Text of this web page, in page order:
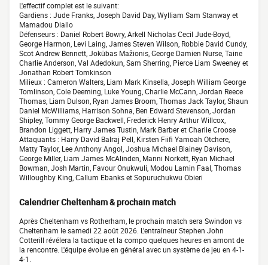
L'effectif complet est le suivant:
Gardiens : Jude Franks, Joseph David Day, Wylliam Sam Stanway et
Mamadou Diallo
Défenseurs : Daniel Robert Bowry, Arkell Nicholas Cecil Jude-Boyd,
George Harmon, Levi Laing, James Steven Wilson, Robbie David Cundy,
Scot Andrew Bennett, Jokūbas Mažionis, George Damien Nurse, Taine
Charlie Anderson, Val Adedokun, Sam Sherring, Pierce Liam Sweeney et
Jonathan Robert Tomkinson
Milieux : Cameron Walters, Liam Mark Kinsella, Joseph William George
Tomlinson, Cole Deeming, Luke Young, Charlie McCann, Jordan Reece
Thomas, Liam Dulson, Ryan James Broom, Thomas Jack Taylor, Shaun
Daniel McWilliams, Harrison Sohna, Ben Edward Stevenson, Jordan
Shipley, Tommy George Backwell, Frederick Henry Arthur Willcox,
Brandon Liggett, Harry James Tustin, Mark Barber et Charlie Croose
Attaquants : Harry David Balraj Pell, Kirsten Fiifi Yamoah Otchere,
Matty Taylor, Lee Anthony Angol, Joshua Michael Blainey Davison,
George Miller, Liam James McAlinden, Manni Norkett, Ryan Michael
Bowman, Josh Martin, Favour Onukwuli, Modou Lamin Faal, Thomas
Willoughby King, Callum Ebanks et Sopuruchukwu Obieri
Calendrier Cheltenham & prochain match
Après Cheltenham vs Rotherham, le prochain match sera Swindon vs
Cheltenham le samedi 22 août 2026. L'entraîneur Stephen John
Cotterill révélera la tactique et la compo quelques heures en amont de
la rencontre. L'équipe évolue en général avec un système de jeu en 4-1-
4-1.